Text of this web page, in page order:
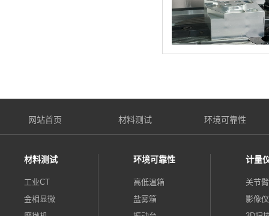
网站首页 材料测试 环境可靠性
材料测试
工业CT
金相显微
环境可靠性
高低温箱
盐雾箱
计量
关节臂
影像仪